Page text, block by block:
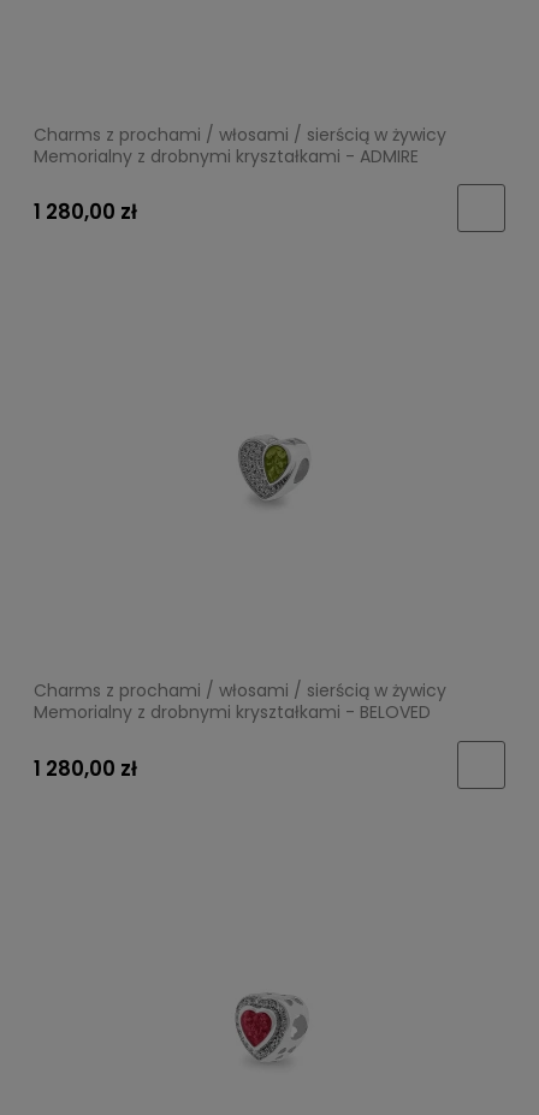
Charms z prochami / włosami / sierścią w żywicy
Memorialny z drobnymi kryształkami - ADMIRE
1 280,00 zł
Charms z prochami / włosami / sierścią w żywicy
Memorialny z drobnymi kryształkami - BELOVED
1 280,00 zł